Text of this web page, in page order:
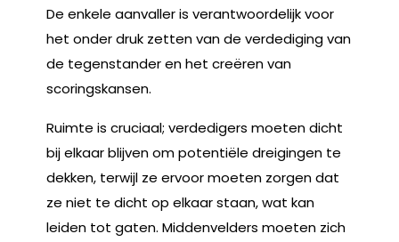
De enkele aanvaller is verantwoordelijk voor
het onder druk zetten van de verdediging van
de tegenstander en het creëren van
scoringskansen.
Ruimte is cruciaal; verdedigers moeten dicht
bij elkaar blijven om potentiële dreigingen te
dekken, terwijl ze ervoor moeten zorgen dat
ze niet te dicht op elkaar staan, wat kan
leiden tot gaten. Middenvelders moeten zich